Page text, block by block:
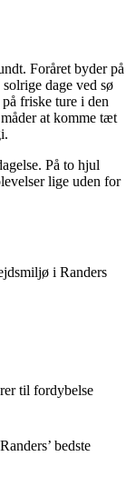
Foråret byder på
dage ved sø
friske ture i den
at komme tæt
På to hjul
lige uden for
i Randers
til fordybelse
bedste